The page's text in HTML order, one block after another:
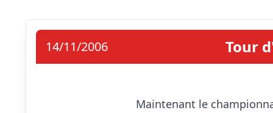
14/11/2006 Tour